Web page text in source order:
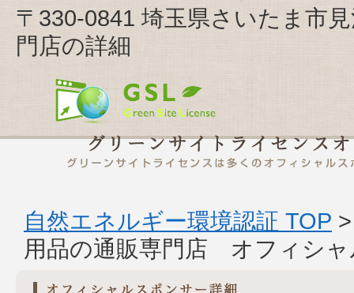
〒330-0841 埼玉県さいたま市
門店の詳細
自然エネルギー環境認証 TOP
用品の通販専門店 オフィシャ